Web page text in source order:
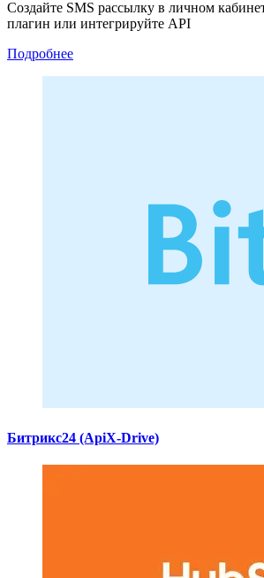
Создайте SMS рассылку в личном
плагин или интегрируйте API
Подробнее
Битрикс24 (ApiX-Drive)